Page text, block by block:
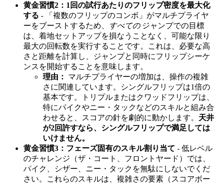
黄金習慣2：1回の試行あたりのフリップ密度を最大化
する - 「複数のフリップのコンボ」がマルチプライヤ
ーをブーストするため、
すべてのジャンプでの目標
は、着地セットアップを損なうことなく、可能な限り
最大の回転数を実行することです。これは、必要な高
さと距離を計算し、ジャンプと同時にフリップシーケ
ンスを開始することを意味します。
理由：
マルチプライヤーの増加は、操作の複雑
さに関連しています。シングルフリップは1倍の
基本です。トリプルまたはクワッドフリップは、
特にパイクやニー・タックなどのスキルと組み合
わせると、スコアの針を劇的に動かします。 天井
が2回許すなら、シングルフリップで満足しては
いけません。
黄金習慣3：フェーズ固有のスキル割り当て - 低レベル
のチャレンジ（ザ・コート、フロントヤード）では、
パイク、シザー、ニー・タックを無駄にしないでくだ
さい。これらのスキルは、複雑さの要素（スコアボー